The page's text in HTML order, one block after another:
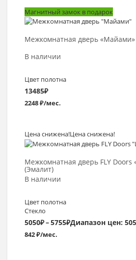
Магнитный замок в подарок
Межкомнатная дверь «Майами»
В наличии
Цвет полотна
13485₽
2248 ₽/мес.
Выбрать >
Цена снижена!Цена снижена!
Межкомнатная дверь FLY Doors
(Эмалит)
В наличии
Цвет полотна
Стекло
5050₽–5755₽Диапазон цен:
842 ₽/мес.
Выбрать >